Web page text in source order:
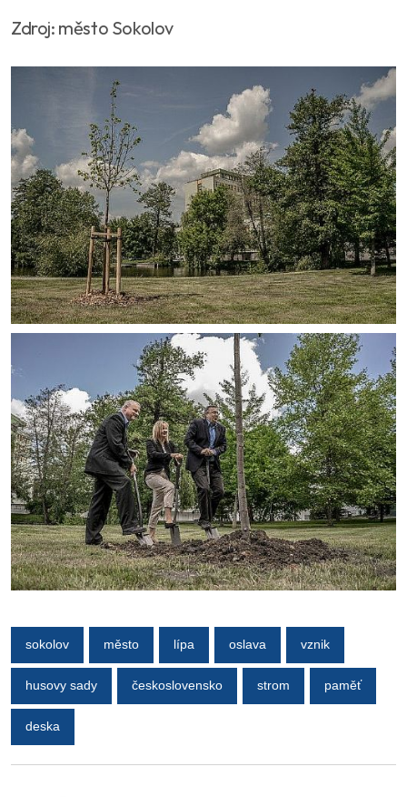
Zdroj: město Sokolov
sokolov město lípa oslava vznik
husovy sady československo strom paměť
deska